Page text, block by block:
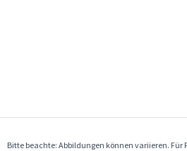
Bitte beachte: Abbildungen können variieren.